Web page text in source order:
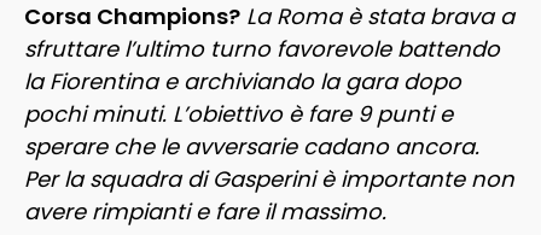
Corsa Champions? La Roma è stata brava a
sfruttare l’ultimo turno favorevole battendo
la Fiorentina e archiviando la gara dopo
pochi minuti. L’obiettivo è fare 9 punti e
sperare che le avversarie cadano ancora.
Per la squadra di Gasperini è importante non
avere rimpianti e fare il massimo.